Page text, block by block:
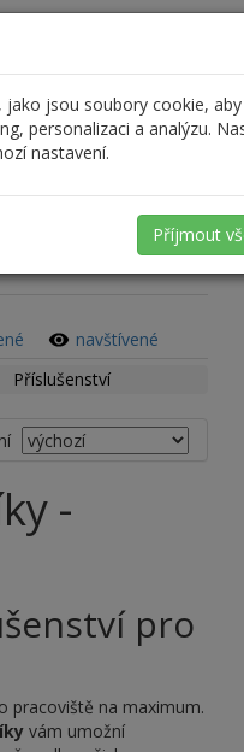
0
navštívené
Příslušenství
-
pro
pracoviště na maximum.
vám umožní
jsou soubory cookie,
personalizaci a analýzu.
nastavení.
Příjmout